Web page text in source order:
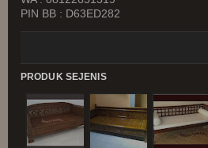
PIN BB : D63ED282
PRODUK SEJENIS